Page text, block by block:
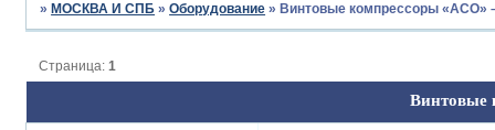
» МОСКВА И СПБ »Оборудование » Винтовые компрессоры «АСО»
Винтовые
Страница:1